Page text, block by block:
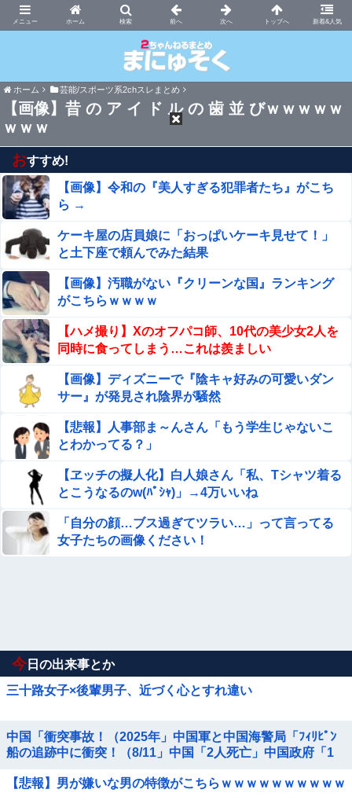
ホーム 新着&人気
まにゅそく 2chまとめニュース速報VIP
ホーム 芸能/スポーツ系2chスレまとめ
【画像】昔 の ア イ ド ル の 歯 並 びｗｗｗｗｗ
ｗｗｗ
おすすめ!
【画像】令和の『美人すぎる犯罪者たち』がこち
ら →
ケーキ屋の店員娘に「おっぱいケーキ見せて！」
と土下座で頼んでみた結果
【画像】汚職がない『クリーンな国』ランキング
がこちらｗｗｗｗ
【ハメ撮り】Xのオフパコ師、10代の美少女2人を
同時に食ってしまう…これは羨ましい
【画像】ディズニーで『陰キャ好みの可愛いダン
サー』が発見され陰界が騒然
【悲報】人事部ま～んさん「もう学生じゃないこ
とわかってる？」
【ヱッチの擬人化】白人娘さん「私、Tシャツ着る
とこうなるのw(ﾊﾟｼｬ)」→4万いいね
「自分の顔…ブス過ぎてツラい…」って言ってる
女子たちの画像ください！
今 日の出来事とか
三十路女子×後輩男子、近づく心とすれ違い
中国「衝突事故！（2025年」中国軍と中国海警局「ﾌｨﾘﾋﾟﾝ
船の追跡中に衝突！（8/11」中国「2人死亡」中国政府「1
【悲報】男が嫌いな男の特徴がこちらｗｗｗｗｗｗｗｗｗｗ